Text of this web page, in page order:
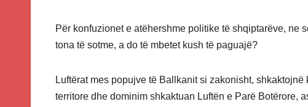
Për konfuzionet e atëhershme politike të shqiptarëve, ne
tona të sotme, a do të mbetet kush të paguajë?
Luftërat mes popujve të Ballkanit si zakonisht,
territore dhe dominim shkaktuan Luftën e Parë Botërore,